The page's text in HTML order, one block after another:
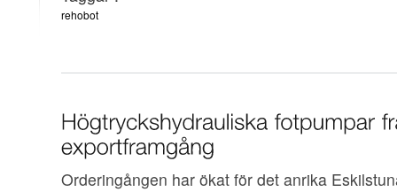
rehobot
Orderingången har ökat för det anrika